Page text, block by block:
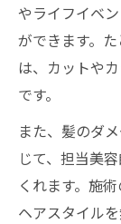
やライフイベ
ができます。
は、カットや
です。
また、髪のダ
じて、担当美
くれます。施
ヘアスタイル